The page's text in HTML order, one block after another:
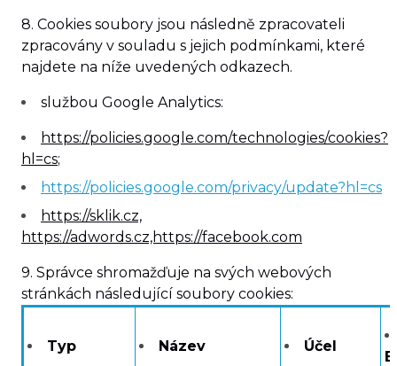
8. Cookies soubory jsou následně zpracovateli
zpracovány v souladu s jejich podmínkami, které
najdete na níže uvedených odkazech.
službou Google Analytics:
https://policies.google.com/technologies/cookies?
hl=cs;
https://policies.google.com/privacy/update?hl=cs
https://sklik.cz,
https://adwords.cz,https://facebook.com
9. Správce shromažďuje na svých webových
stránkách následující soubory cookies:
Typ Název Účel